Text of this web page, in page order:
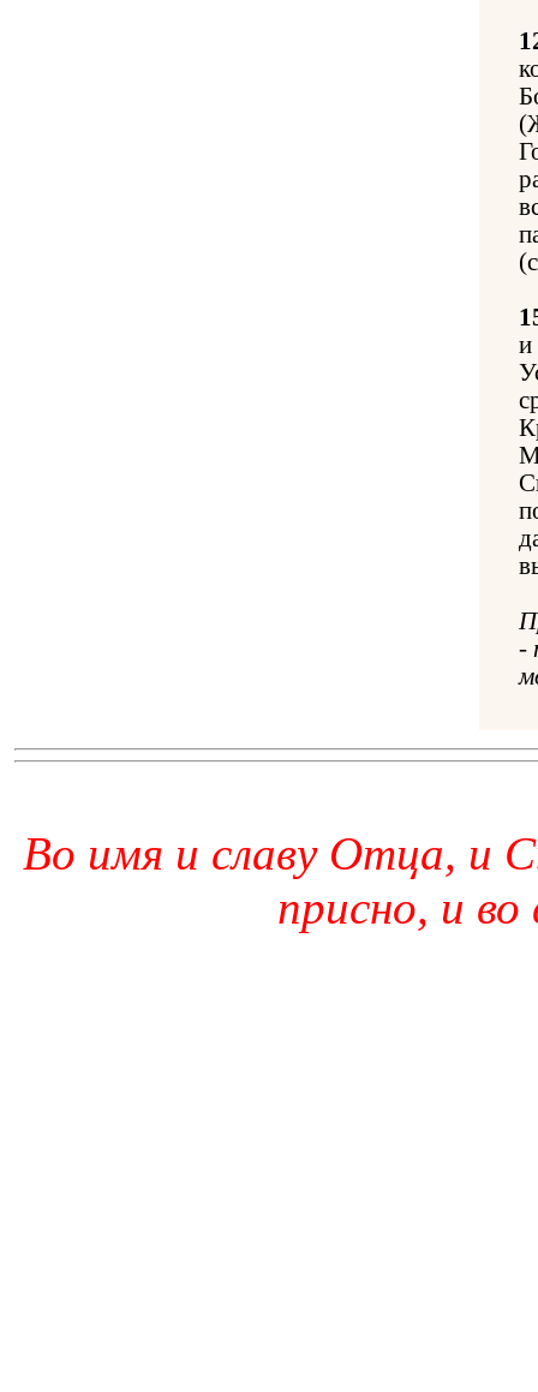
и
-
Во имя и славу Отца, и
присно, и во